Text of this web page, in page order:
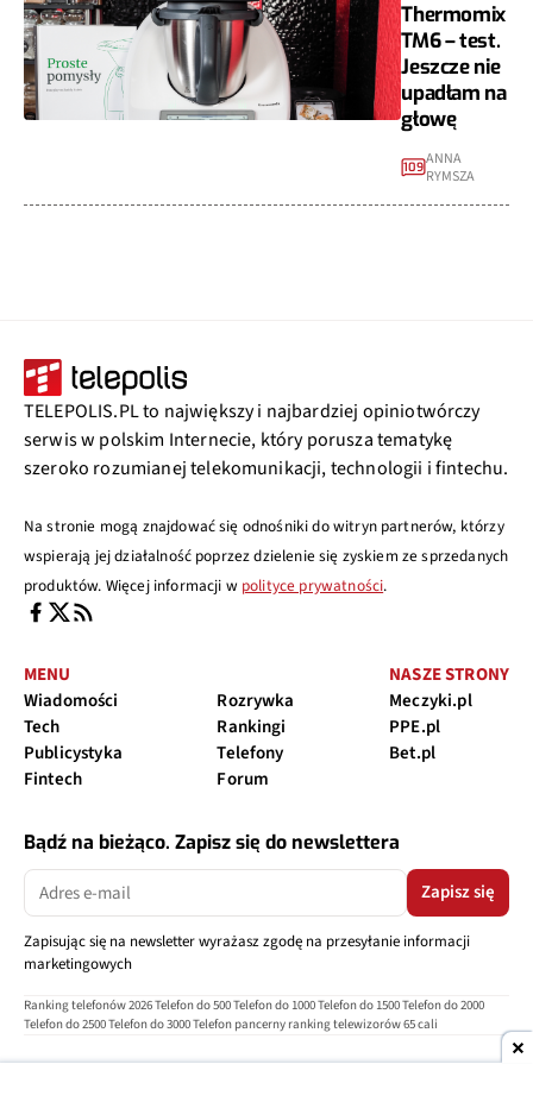
Thermomix
TM6 – test.
Jeszcze nie
upadłam na
głowę
109ANNA
RYMSZA
TELEPOLIS.PL to największy i najbardziej opiniotwórczy
serwis w polskim Internecie, który porusza tematykę
szeroko rozumianej telekomunikacji, technologii i fintechu.
Na stronie mogą znajdować się odnośniki do witryn partnerów, którzy
wspierają jej działalność poprzez dzielenie się zyskiem ze sprzedanych
produktów. Więcej informacji w polityce prywatności.
MENU
Wiadomości
Tech
Publicystyka
Fintech
Rozrywka
Rankingi
Telefony
Forum
NASZE STRONY
Meczyki.pl
PPE.pl
Bet.pl
Bądź na bieżąco. Zapisz się do newslettera
Zapisz się
Zapisując się na newsletter wyrażasz zgodę na przesyłanie informacji
marketingowych
Ranking telefonów 2026Telefon do 500Telefon do 1000Telefon do 1500Telefon do 2000
Telefon do 2500Telefon do 3000Telefon pancerny ranking telewizorów 65 cali